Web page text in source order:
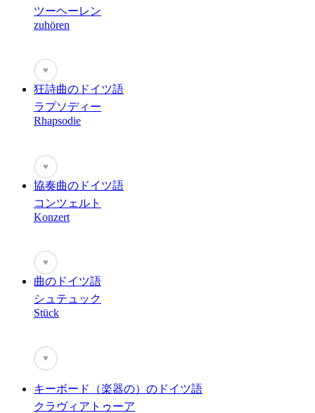
ツーヘーレン
zuhören
♥
狂詩曲のドイツ語
ラプソディー
Rhapsodie
♥
協奏曲のドイツ語
コンツェルト
Konzert
♥
曲のドイツ語
シュテュック
Stück
♥
キーボード（楽器の）のドイツ語
クラヴィアトゥーア